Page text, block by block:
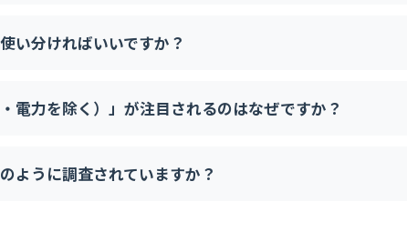
い分ければいいですか？
・電力を除く）」が注目されるのはなぜですか？
ように調査されていますか？